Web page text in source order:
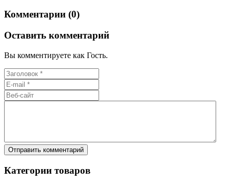
Комментарии (0)
Оставить комментарий
Вы комментируете как Гость.
Категории товаров